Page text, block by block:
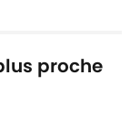
proche